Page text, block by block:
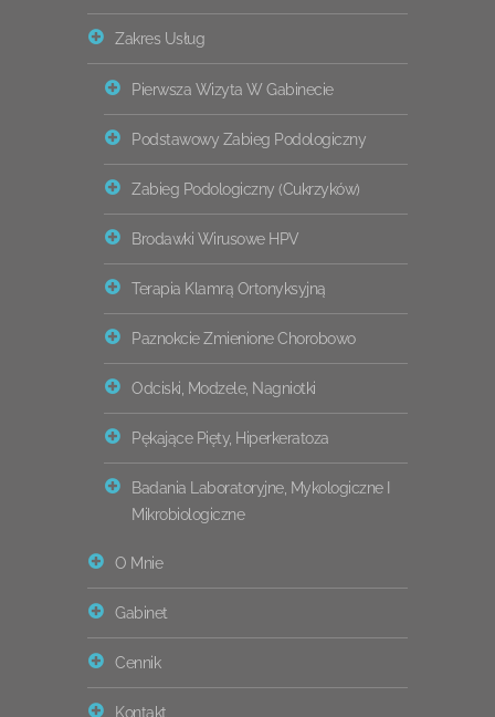
Zakres Usług
Pierwsza Wizyta W Gabinecie
Podstawowy Zabieg Podologiczny
Zabieg Podologiczny (cukrzyków)
Brodawki Wirusowe HPV
Terapia Klamrą Ortonyksyjną
Paznokcie Zmienione Chorobowo
Odciski, Modzele, Nagniotki
Pękające Pięty, Hiperkeratoza
Badania Laboratoryjne, Mykologiczne I
Mikrobiologiczne
O Mnie
Gabinet
Cennik
Kontakt